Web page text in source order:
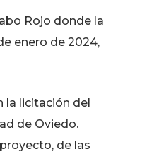
Rojo donde la
enero de 2024,
la licitación del
de Oviedo.
de las